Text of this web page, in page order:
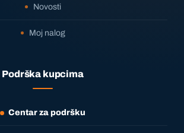
Novosti
Moj nalog
Podrška kupcima
Centar za podršku